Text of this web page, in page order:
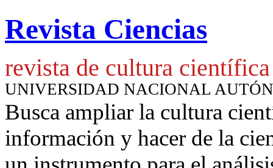
Revista Ciencias
revista de cultura científica
UNIVERSIDAD NACIONAL
Busca ampliar la cultura
información y hacer de la